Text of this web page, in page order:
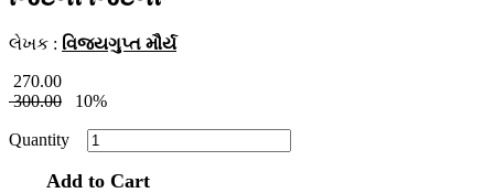
લેખક : વિજયગુપ્ત મૌર્ય
270.00
300.00
10%
Quantity
Add to Cart